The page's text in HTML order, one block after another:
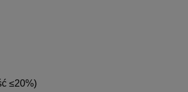
≤20%)